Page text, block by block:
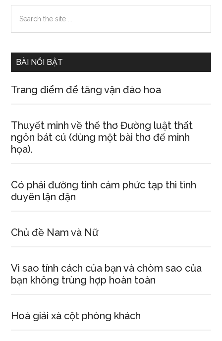
Primary
Sidebar
the
BÀI NỔI BẬT
Trang điểm để tăng vận đào hoa
Thuyết minh về thể thơ Đường luật thất
ngôn bát cú (dùng một bài thơ để minh
họa).
Có phải đường tình cảm phức tạp thì tình
duyên lận đận
Chủ đề Nam và Nữ
Vì sao tính cách của bạn và chòm sao của
bạn không trùng hợp hoàn toàn
Hoá giải xà cột phòng khách